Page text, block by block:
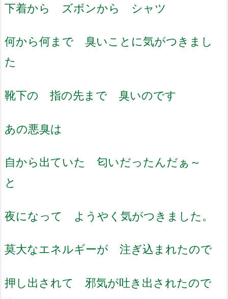
下着から ズボンから シャツ
何から何まで 臭いことに気がつきまし
た
靴下の 指の先まで 臭いのです
あの悪臭は
自から出ていた 匂いだったんだぁ～
と
夜になって ようやく気がつきました。
莫大なエネルギーが 注ぎ込まれたので
押し出されて 邪気が吐き出されたので